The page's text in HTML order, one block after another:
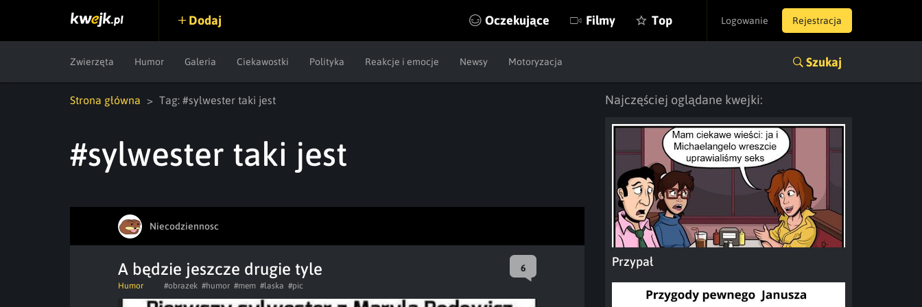
Logowanie Rejestracja
Dodaj Oczekujące Filmy Top
Zwierzęta Humor Galeria Ciekawostki Polityka Reakcje i emocje Newsy Motoryzacja Szukaj
Strona główna Tag: #sylwester taki jest
#sylwester taki jest
Niecodziennosc
A będzie jeszcze drugie tyle 6
Humor #obrazek #humor #mem #laska #pic
Najczęściej oglądane kwejki:
Przypał